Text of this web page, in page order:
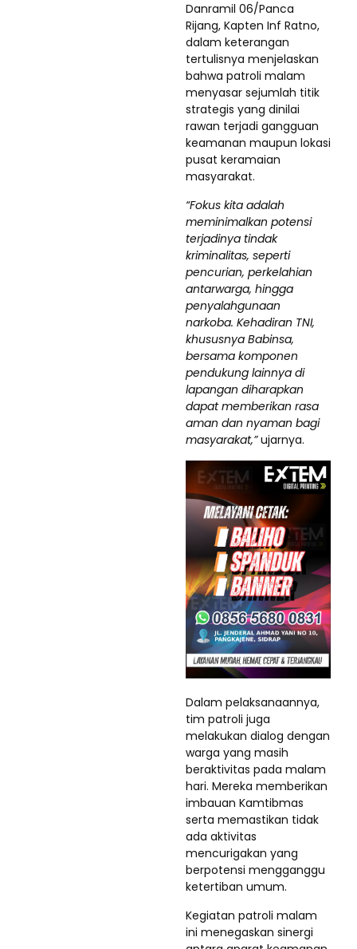
Danramil 06/Panca
Rijang, Kapten Inf Ratno,
dalam keterangan
tertulisnya menjelaskan
bahwa patroli malam
menyasar sejumlah titik
strategis yang dinilai
rawan terjadi gangguan
keamanan maupun lokasi
pusat keramaian
masyarakat.
“Fokus kita adalah
meminimalkan potensi
terjadinya tindak
kriminalitas, seperti
pencurian, perkelahian
antarwarga, hingga
penyalahgunaan
narkoba. Kehadiran TNI,
khususnya Babinsa,
bersama komponen
pendukung lainnya di
lapangan diharapkan
dapat memberikan rasa
aman dan nyaman bagi
masyarakat,”ujarnya.
Dalam pelaksanaannya,
tim patroli juga
melakukan dialog dengan
warga yang masih
beraktivitas pada malam
hari. Mereka memberikan
imbauan Kamtibmas
serta memastikan tidak
ada aktivitas
mencurigakan yang
berpotensi mengganggu
ketertiban umum.
Kegiatan patroli malam
ini menegaskan sinergi